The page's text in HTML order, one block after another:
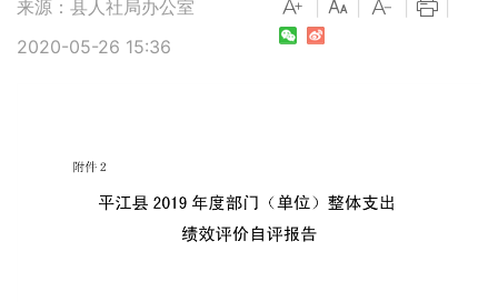
来源：县人社局办公室
2020-05-26 15:36